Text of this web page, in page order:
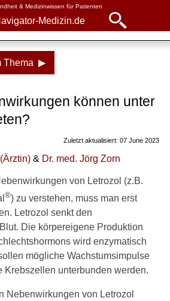
& Medizinwissen für Patienten
Medizin.de
Thema ▶
können unter
Zuletzt aktualisiert: 07 June 2023
(Ärztin) & Dr. med. Jörg Zorn
von Letrozol (z.B.
®) zu verstehen, muss man erst
Letrozol senkt den
Die körpereigene Produktion
wird enzymatisch
mögliche Wachstumsimpulse
Krebszellen unterbunden werden.
Nebenwirkungen von Letrozol
in Frage
den
mildern